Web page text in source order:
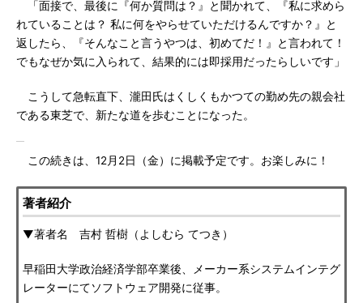
「面接で、最後に『何か質問は？』と聞かれて、『私に求めら
れていることは？ 私に何をやらせていただけるんですか？』と
返したら、『そんなこと言うやつは、初めてだ！』と言われて！
でもなぜか気に入られて、結果的には即採用だったらしいです」
こうして急転直下、瀧田氏はくしくもかつての勤め先の親会社
である東芝で、新たな道を歩むことになった。
この続きは、12月2日（金）に掲載予定です。お楽しみに！
著者紹介
▼著者名 吉村 哲樹（よしむら てつき）
早稲田大学政治経済学部卒業後、メーカー系システムインテグ
レーターにてソフトウェア開発に従事。